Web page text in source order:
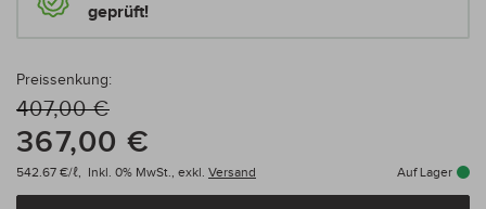
geprüft!
Preissenkung:
407,00 €
367,00 €
Inkl. 0% MwSt., exkl. Versand Auf Lager
542.67 €/ℓ,